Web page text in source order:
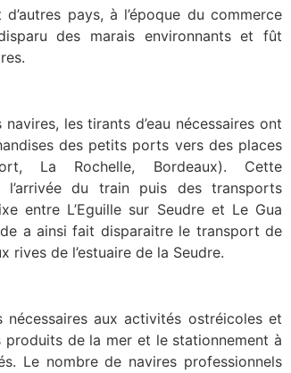
pays, à l’époque du commerce
des marais environnants et fût
les tirants d’eau nécessaires ont
des petits ports vers des places
La Rochelle, Bordeaux). Cette
du train puis des transports
entre L’Eguille sur Seudre et Le Gua
a ainsi fait disparaitre le transport de
rives de l’estuaire de la Seudre.
aux activités ostréicoles et
de la mer et le stationnement à
Le nombre de navires professionnels